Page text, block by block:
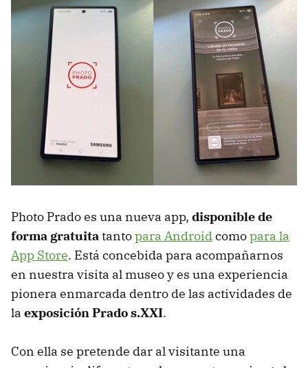
Photo Prado es una nueva app, disponible de
forma gratuitatantopara Androidcomopara la
App Store. Está concebida para acompañarnos
en nuestra visita al museo y es una experiencia
pionera enmarcada dentro de las actividades de
la exposición Prado s.XXI.
Con ella se pretende dar al visitante una